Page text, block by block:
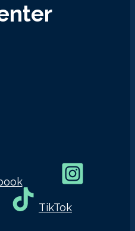
TikTok